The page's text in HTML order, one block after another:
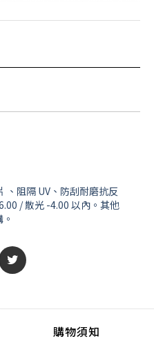
、阻隔 UV、防刮耐磨抗反
/ 散光 -4.00 以內。其他
購物須知